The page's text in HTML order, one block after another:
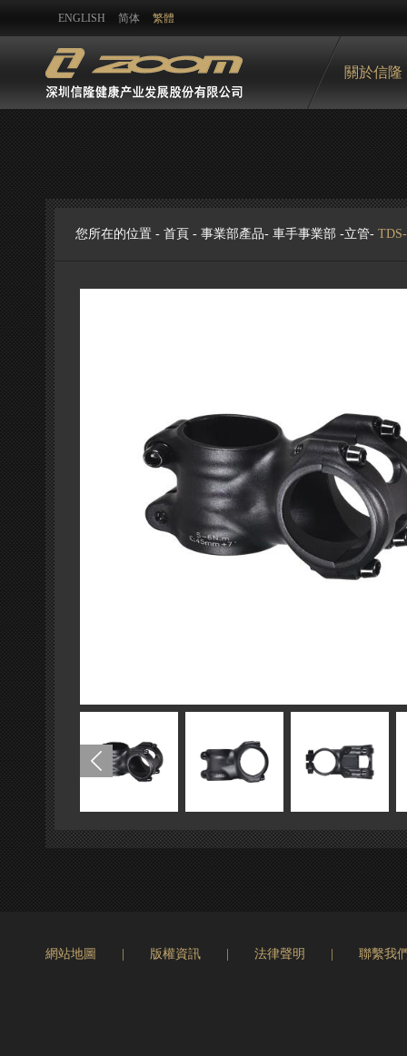
ENGLISH 简体 繁體
關於信隆
您所在的位置 - 首頁 - 事業部產品- 車手事業部 -立管-
網站地圖 版權資訊 法律聲明 聯繫我